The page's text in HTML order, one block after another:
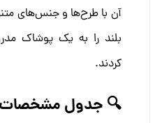
آن با طرح‌ها و جنس‌های
بلند را به یک پوشاک
کردند.
🔍 جدول مشخصات